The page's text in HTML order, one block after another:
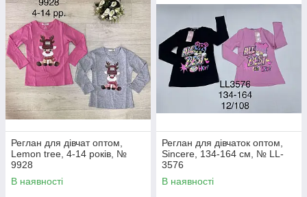
Реглан для дівчат оптом,
Lemon tree, 4-14 років, №
9928
В наявності
Реглан для дівчаток оптом,
Sincere, 134-164 см, № LL-
3576
В наявності